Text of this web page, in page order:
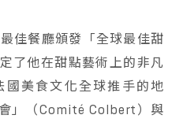
佳餐廳頒發「全球最佳甜
了他在甜點藝術上的非凡
國美食文化全球推手的地
」（Comité Colbert）與